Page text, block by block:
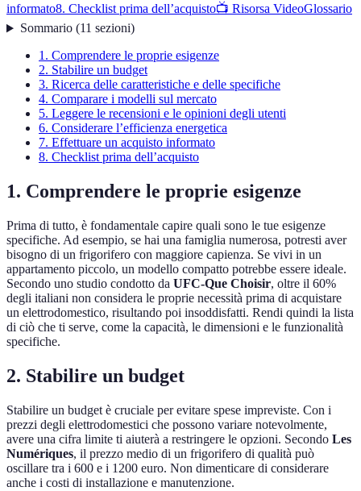
informato8. Checklist prima dell’acquisto📺 Risorsa VideoGlossario
Sommario(11 sezioni)
1. Comprendere le proprie esigenze
2. Stabilire un budget
3. Ricerca delle caratteristiche e delle specifiche
4. Comparare i modelli sul mercato
5. Leggere le recensioni e le opinioni degli utenti
6. Considerare l’efficienza energetica
7. Effettuare un acquisto informato
8. Checklist prima dell’acquisto
1. Comprendere le proprie esigenze
Prima di tutto, è fondamentale capire quali sono le tue esigenze
specifiche. Ad esempio, se hai una famiglia numerosa, potresti aver
bisogno di un frigorifero con maggiore capienza. Se vivi in un
appartamento piccolo, un modello compatto potrebbe essere ideale.
Secondo uno studio condotto da UFC-Que Choisir, oltre il 60%
degli italiani non considera le proprie necessità prima di acquistare
un elettrodomestico, risultando poi insoddisfatti. Rendi quindi la lista
di ciò che ti serve, come la capacità, le dimensioni e le funzionalità
specifiche.
2. Stabilire un budget
Stabilire un budget è cruciale per evitare spese impreviste. Con i
prezzi degli elettrodomestici che possono variare notevolmente,
avere una cifra limite ti aiuterà a restringere le opzioni. Secondo Les
Numériques, il prezzo medio di un frigorifero di qualità può
oscillare tra i 600 e i 1200 euro. Non dimenticare di considerare
anche i costi di installazione e manutenzione.